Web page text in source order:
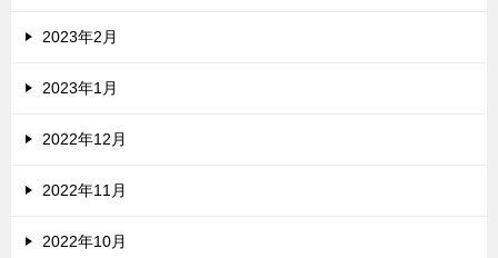
2023年2月
2023年1月
2022年12月
2022年11月
2022年10月